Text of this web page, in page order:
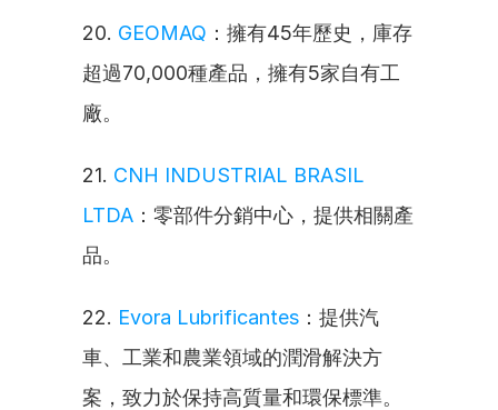
20. GEOMAQ ：擁有45年歷史，庫存
超過70,000種產品，擁有5家自有工
廠。
21. CNH INDUSTRIAL BRASIL
LTDA ：零部件分銷中心，提供相關產
品。
22. Evora Lubrificantes ：提供汽
車、工業和農業領域的潤滑解決方
案，致力於保持高質量和環保標準。